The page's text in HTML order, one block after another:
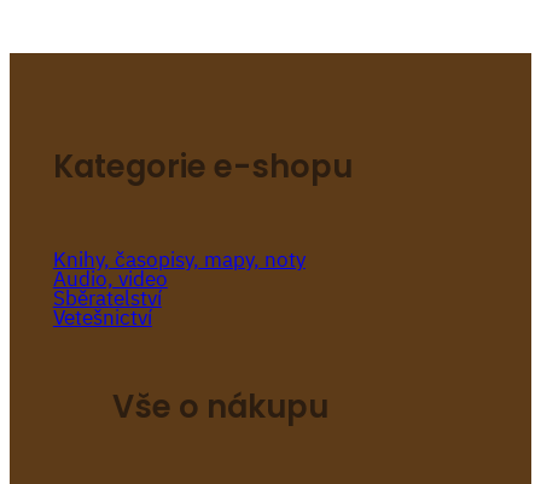
Kategorie e-shopu
Knihy, časopisy, mapy, noty
Audio, video
Sběratelství
Vetešnictví
Vše o nákupu